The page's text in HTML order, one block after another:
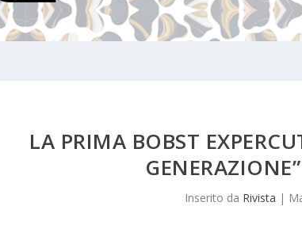
LA PRIMA BOBST
Inserito da Rivista |